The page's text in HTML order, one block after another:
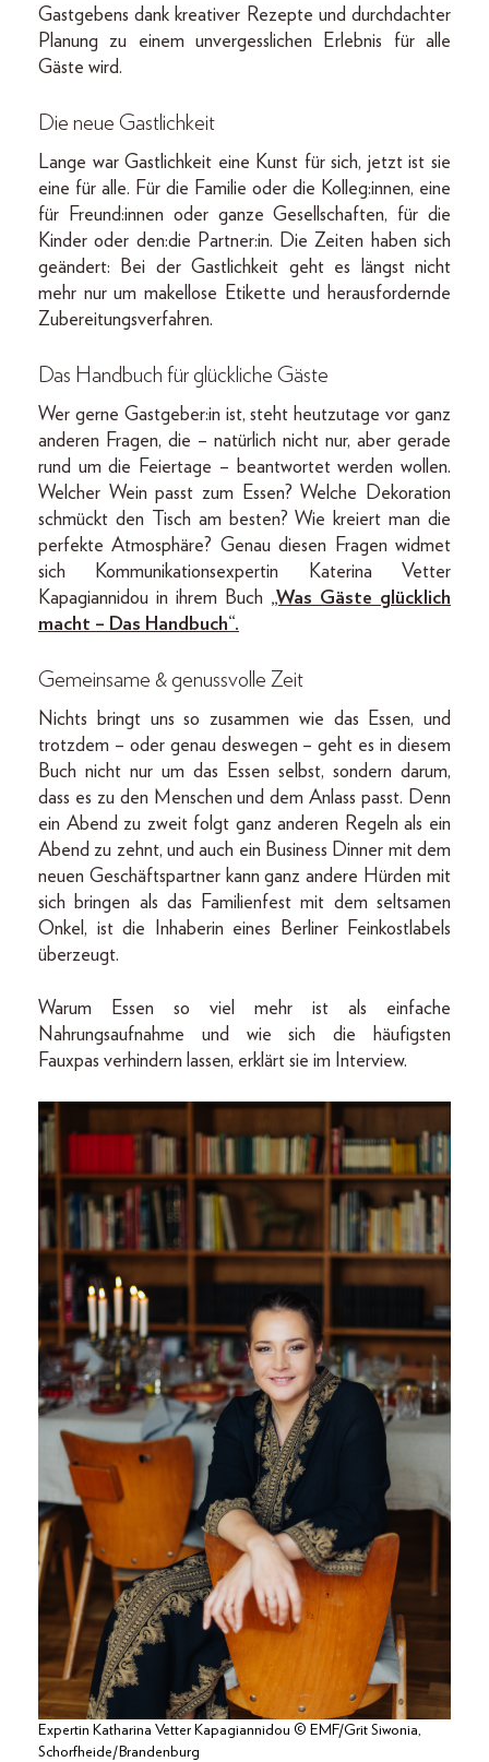
Gastgebens dank kreativer Rezepte und durchdachter
Planung zu einem unvergesslichen Erlebnis für alle
Gäste wird.
Die neue Gastlichkeit
Lange war Gastlichkeit eine Kunst für sich, jetzt ist sie
eine für alle. Für die Familie oder die Kolleg:innen, eine
für Freund:innen oder ganze Gesellschaften, für die
Kinder oder den:die Partner:in. Die Zeiten haben sich
geändert: Bei der Gastlichkeit geht es längst nicht
mehr nur um makellose Etikette und herausfordernde
Zubereitungsverfahren.
Das Handbuch für glückliche Gäste
Wer gerne Gastgeber:in ist, steht heutzutage vor ganz
anderen Fragen, die – natürlich nicht nur, aber gerade
rund um die Feiertage – beantwortet werden wollen.
Welcher Wein passt zum Essen? Welche Dekoration
schmückt den Tisch am besten? Wie kreiert man die
perfekte Atmosphäre? Genau diesen Fragen widmet
sich Kommunikationsexpertin Katerina Vetter
Kapagiannidou in ihrem Buch „Was Gäste glücklich
macht – Das Handbuch“.
Gemeinsame & genussvolle Zeit
Nichts bringt uns so zusammen wie das Essen, und
trotzdem – oder genau deswegen – geht es in diesem
Buch nicht nur um das Essen selbst, sondern darum,
dass es zu den Menschen und dem Anlass passt. Denn
ein Abend zu zweit folgt ganz anderen Regeln als ein
Abend zu zehnt, und auch ein Business Dinner mit dem
neuen Geschäftspartner kann ganz andere Hürden mit
sich bringen als das Familienfest mit dem seltsamen
Onkel, ist die Inhaberin eines Berliner Feinkostlabels
überzeugt.
Warum Essen so viel mehr ist als einfache
Nahrungsaufnahme und wie sich die häufigsten
Fauxpas verhindern lassen, erklärt sie im Interview.
Expertin Katharina Vetter Kapagiannidou © EMF/Grit Siwonia,
Schorfheide/Brandenburg